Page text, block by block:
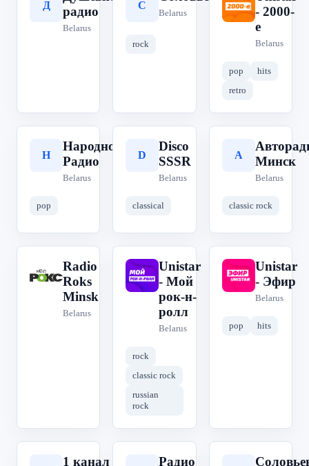
Д
радио
Belarus
С
Belarus
rock
U
- 2000-
е
Belarus
pop
hits
retro
Н
Народное
Радио
Belarus
pop
D
Disco
SSSR
Belarus
classical
А
Минск
Belarus
classic rock
R
Radio
Roks
Minsk
Belarus
U
Unistar
- Мой
рок-н-
ролл
Belarus
rock
classic rock
russian
rock
U
Unistar
- Эфир
Belarus
pop hits
1 канал
Радио